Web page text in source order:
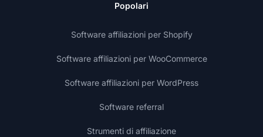
Popolari
Software affiliazioni per Shopify
Software affiliazioni per WooCommerce
Software affiliazioni per WordPress
Software referral
Strumenti di affiliazione